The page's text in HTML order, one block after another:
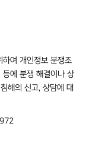
여 개인정보 분쟁조
등에 분쟁 해결이나 상
해의 신고, 상담에 대